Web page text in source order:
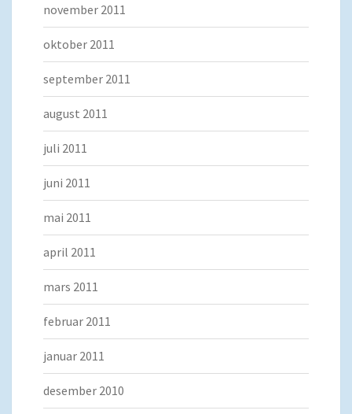
november 2011
oktober 2011
september 2011
august 2011
juli 2011
juni 2011
mai 2011
april 2011
mars 2011
februar 2011
januar 2011
desember 2010